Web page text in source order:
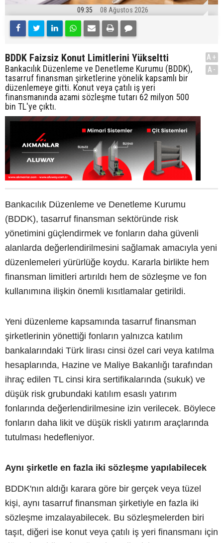
09:35 08 Ağustos 2026
BDDK Faizsiz Konut Limitlerini Yükseltti
Bankacılık Düzenleme ve Denetleme Kurumu (BDDK),
tasarruf finansman şirketlerine yönelik kapsamlı bir
düzenlemeye gitti. Konut veya çatılı iş yeri
finansmanında azami sözleşme tutarı 62 milyon 500
bin TL'ye çıktı.
A+
A-
Bankacılık Düzenleme ve Denetleme Kurumu
(BDDK), tasarruf finansman sektöründe risk
yönetimini güçlendirmek ve fonların daha güvenli
alanlarda değerlendirilmesini sağlamak amacıyla yeni
düzenlemeleri yürürlüğe koydu. Kararla birlikte hem
finansman limitleri artırıldı hem de sözleşme ve fon
kullanımına ilişkin önemli kısıtlamalar getirildi.
Yeni düzenleme kapsamında tasarruf finansman
şirketlerinin yönettiği fonların yalnızca katılım
bankalarındaki Türk lirası cinsi özel cari veya katılma
hesaplarında, Hazine ve Maliye Bakanlığı tarafından
ihraç edilen TL cinsi kira sertifikalarında (sukuk) ve
düşük risk grubundaki katılım esaslı yatırım
fonlarında değerlendirilmesine izin verilecek. Böylece
fonların daha likit ve düşük riskli yatırım araçlarında
tutulması hedefleniyor.
Aynı şirketle en fazla iki sözleşme yapılabilecek
BDDK'nın aldığı karara göre bir gerçek veya tüzel
kişi, aynı tasarruf finansman şirketiyle en fazla iki
sözleşme imzalayabilecek. Bu sözleşmelerden biri
taşıt, diğeri ise konut veya çatılı iş yeri finansmanı için